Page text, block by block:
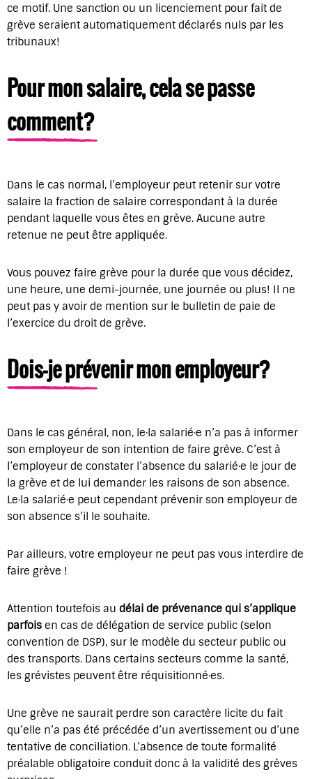
ce motif. Une sanction ou un licenciement pour fait de
grève seraient automatiquement déclarés nuls par les
tribunaux!
Pour mon salaire, cela se passe
comment?
Dans le cas normal, l’employeur peut retenir sur votre
salaire la fraction de salaire correspondant à la durée
pendant laquelle vous êtes en grève. Aucune autre
retenue ne peut être appliquée.
Vous pouvez faire grève pour la durée que vous décidez,
une heure, une demi-journée, une journée ou plus! Il ne
peut pas y avoir de mention sur le bulletin de paie de
l’exercice du droit de grève.
Dois-je prévenir mon employeur?
Dans le cas général, non, le·la salarié·e n’a pas à informer
son employeur de son intention de faire grève. C’est à
l’employeur de constater l’absence du salarié·e le jour de
la grève et de lui demander les raisons de son absence.
Le·la salarié·e peut cependant prévenir son employeur de
son absence s’il le souhaite.
Par ailleurs, votre employeur ne peut pas vous interdire de
faire grève !
Attention toutefois au délai de prévenance qui s’applique
parfois en cas de délégation de service public (selon
convention de DSP), sur le modèle du secteur public ou
des transports. Dans certains secteurs comme la santé,
les grévistes peuvent être réquisitionné·es.
Une grève ne saurait perdre son caractère licite du fait
qu’elle n’a pas été précédée d’un avertissement ou d’une
tentative de conciliation. L’absence de toute formalité
préalable obligatoire conduit donc à la validité des grèves